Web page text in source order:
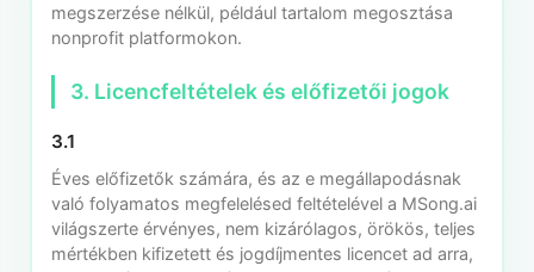
megszerzése nélkül, például tartalom megosztása
nonprofit platformokon.
3. Licencfeltételek és előfizetői jogok
3.1
Éves előfizetők számára, és az e megállapodásnak
való folyamatos megfelelésed feltételével a MSong.ai
világszerte érvényes, nem kizárólagos, örökös, teljes
mértékben kifizetett és jogdíjmentes licencet ad arra,